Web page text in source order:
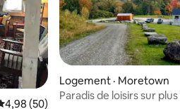
moyenne de 4,98 sur 5, 50
4,98 (50)
Logement · Moretown
Paradis de loisirs sur